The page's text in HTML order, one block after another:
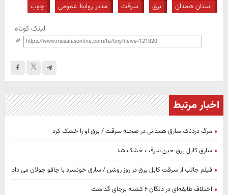
استان همدان برق سرقت مدیر روابط عمومی چوب
لینک کوتاه
اخبار مرتبط
مرگ دردناک سارق همدانی در صحنه سرقت / برق او را خشک کرد
سارق کابل برق حین سرقت خشک شد
فیلم جالب از سرقت کابل برق در روز روشن / سارق خونسرد با چاقو جولان می داد
اختلاف طایفه‌ای در دلگان ۶ کشته برجای گذاشت